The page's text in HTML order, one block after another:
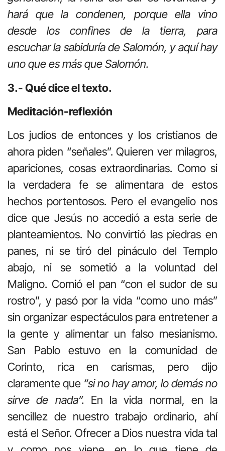
hará que la condenen, porque ella vino
desde los confines de la tierra, para
escuchar la sabiduría de Salomón, y aquí hay
uno que es más que Salomón.
3.- Qué dice el texto.
Meditación-reflexión
Los judíos de entonces y los cristianos de
ahora piden “señales”. Quieren ver milagros,
apariciones, cosas extraordinarias. Como si
la verdadera fe se alimentara de estos
hechos portentosos. Pero el evangelio nos
dice que Jesús no accedió a esta serie de
planteamientos. No convirtió las piedras en
panes, ni se tiró del pináculo del Templo
abajo, ni se sometió a la voluntad del
Maligno. Comió el pan “con el sudor de su
rostro”, y pasó por la vida “como uno más”
sin organizar espectáculos para entretener a
la gente y alimentar un falso mesianismo.
San Pablo estuvo en la comunidad de
Corinto, rica en carismas, pero dijo
claramente que “si no hay amor, lo demás no
sirve de nada”. En la vida normal, en la
sencillez de nuestro trabajo ordinario, ahí
está el Señor. Ofrecer a Dios nuestra vida tal